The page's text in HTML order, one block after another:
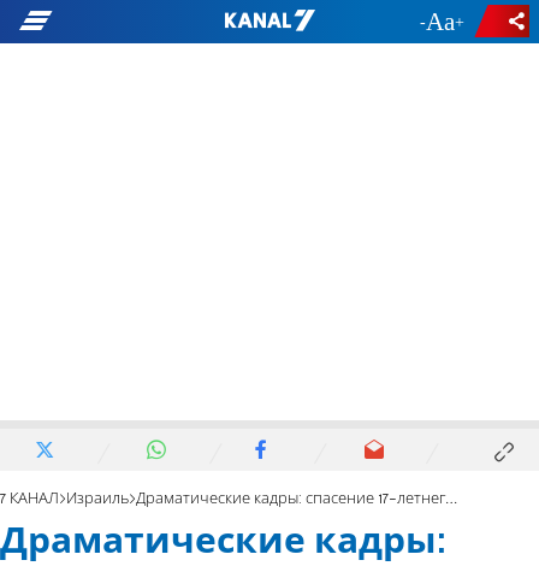
- +
7 КАНАЛ Израиль Драматические кадры: спасение 17-летнего юноши
Драматические кадры: